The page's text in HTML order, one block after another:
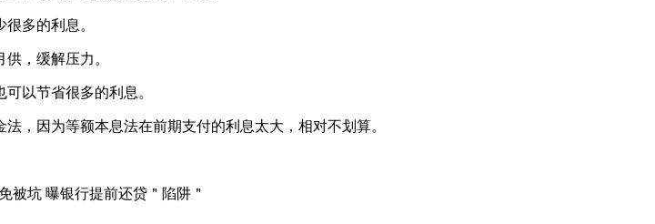
多的利息。
，缓解压力。
以节省很多的利息。
，因为等额本息法在前期支付的利息太大，相对不划算。